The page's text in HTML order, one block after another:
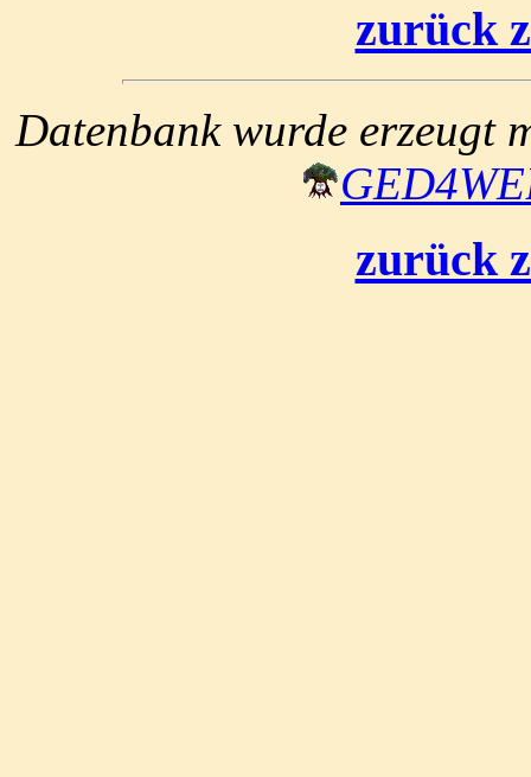
zurück
Datenbank wurde erzeugt
zurück